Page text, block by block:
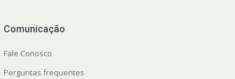
Comunicação
Fale Conosco
Perguntas frequentes